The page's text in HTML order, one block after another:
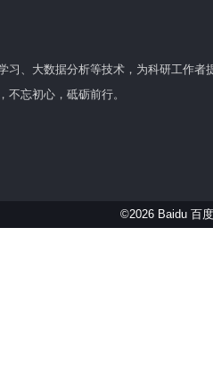
习、大数据分析等技术，为科研工作者
忘初心，砥砺前行。
©2026 Baidu 百